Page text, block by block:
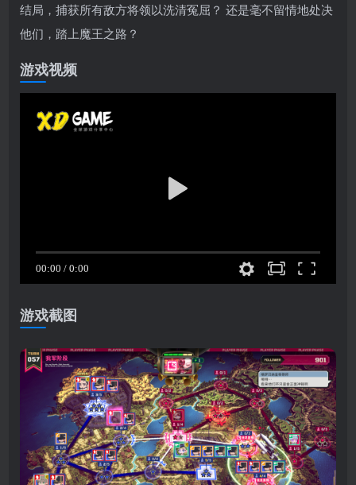
结局，捕获所有敌方将领以洗清冤屈？ 还是毫不留情地处决
他们，踏上魔王之路？
游戏视频
游戏截图